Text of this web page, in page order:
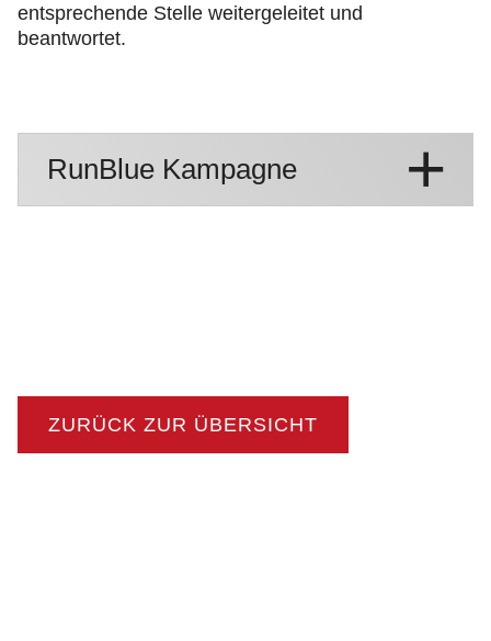
entsprechende Stelle weitergeleitet und
beantwortet.
RunBlue Kampagne
ZURÜCK ZUR ÜBERSICHT